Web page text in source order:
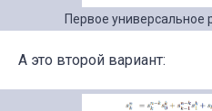
Первое
А это второй вариант: